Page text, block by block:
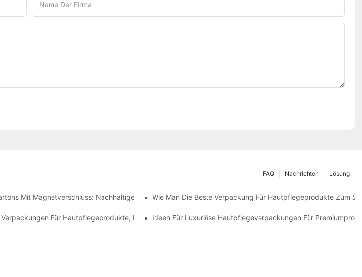
Name Der Firma
Lösung
Nachrichten
FAQ
Mit Magnetverschluss: Nachhaltige VerpackungslösungenWie Man Die Beste Verpackung Für Hautpflegeprodukte Zum
Für Hautpflegeprodukte, Die Markentreue FördernIdeen Für Luxuriöse Hautpflegeverpackungen Für